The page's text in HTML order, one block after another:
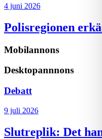
4 juni 2026
Polisregionen
Mobilannons
Desktopannnons
Debatt
9 juli 2026
Slutreplik: Det